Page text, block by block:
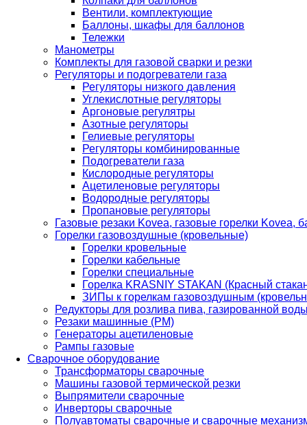
Вентили, комплектующие
Баллоны, шкафы для баллонов
Тележки
Манометры
Комплекты для газовой сварки и резки
Регуляторы и подогреватели газа
Регуляторы низкого давления
Углекислотные регуляторы
Аргоновые регулятры
Азотные регуляторы
Гелиевые регуляторы
Регуляторы комбинированные
Подогреватели газа
Кислородные регуляторы
Ацетиленовые регуляторы
Водородные регуляторы
Пропановые регуляторы
Газовые резаки Kovea, газовые горелки Kovea,
Горелки газовоздушные (кровельные)
Горелки кровельные
Горелки кабельные
Горелки специальные
Горелка KRASNIY STAKAN (Красный
ЗИПы к горелкам газовоздушным
Редукторы для розлива пива, газированной
Резаки машинные (РМ)
Генераторы ацетиленовые
Рампы газовые
Сварочное оборудование
Трансформаторы сварочные
Машины газовой термической резки
Выпрямители сварочные
Инверторы сварочные
Полуавтоматы сварочные и сварочные